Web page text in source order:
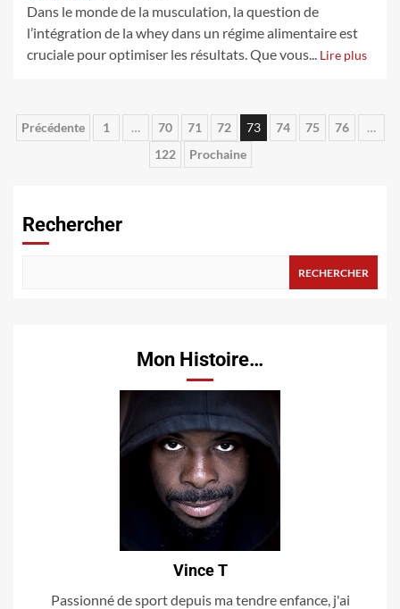
Dans le monde de la musculation, la question de
l’intégration de la whey dans un régime alimentaire est
cruciale pour optimiser les résultats. Que vous... Lire plus
Pagination
Précédente 1 … 70 71 72 73 74 75 76
…
122
Prochaine
Rechercher
RECHERCHER
Mon Histoire…
Vince T
Passionné de sport depuis ma tendre enfance, j'ai